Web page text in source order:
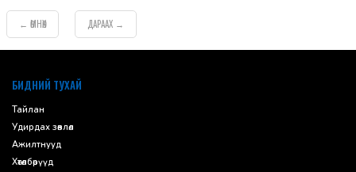
← ӨМНӨХ ДАРААХ →
БИДНИЙ ТУХАЙ
Тайлан
Удирдах зөвлөл
Ажилтнууд
Хөтөлбөрүүд